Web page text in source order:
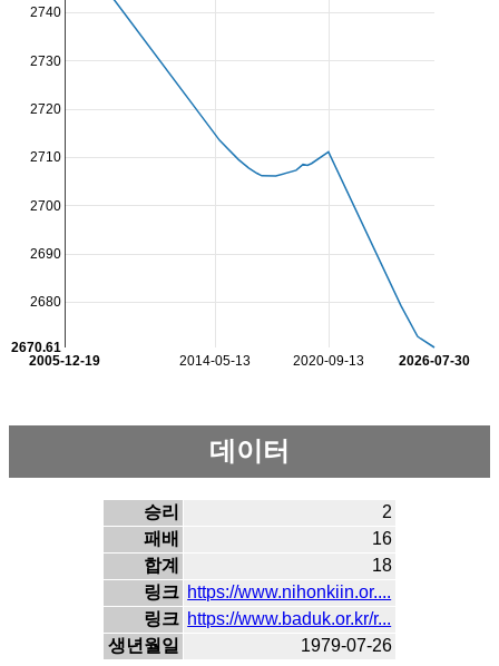
2014-05-13 2020-09-13
2005-12-19 2026-07-30
2680
2690
2700
2710
2720
2730
2740
2670.61
데이터
승리
2
패배
16
합계
18
링크 https://www.nihonkiin.or....
링크 https://www.baduk.or.kr/r...
생년월일
1979-07-26